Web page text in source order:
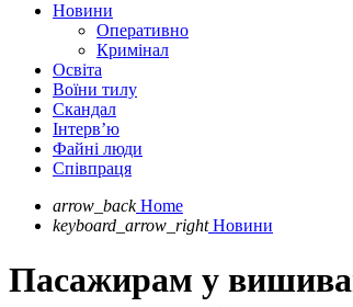
Новини
Оперативно
Кримінал
Освіта
Воїни тилу
Скандал
Інтерв’ю
Файні люди
Співпраця
arrow_back Home
keyboard_arrow_right Новини
Пасажирам у